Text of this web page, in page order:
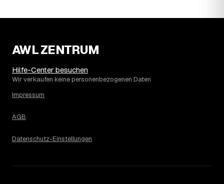
Zugänglichkeit: Ein einzelner Keller oder Dachboden liegt
Auch anrechenbare Wertgegenstände oder ein hoher
Betrag für Ihren Fall erfahren Sie erst nach einer kurzen,
kostenlosen Einschätzung.
AWL ZENTRUM
Hilfe-Center besuchen
Wir verkaufen keine personenbezogenen Daten
Impressum
AGB
Datenschutz-Einstellungen